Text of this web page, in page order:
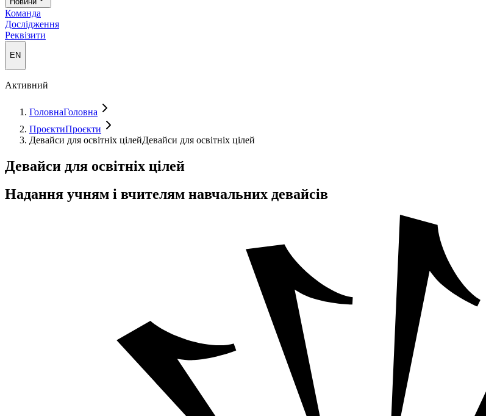
Команда
Дослідження
Реквізити
EN
Активний
ГоловнаГоловна
ПроєктиПроєкти
Девайси для освітніх цілейДевайси для освітніх цілей
Девайси для освітніх цілей
Надання учням і вчителям навчальних девайсів